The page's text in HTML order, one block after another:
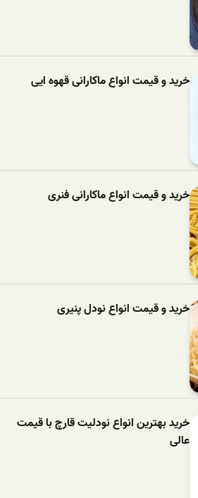
خرید و قیمت انواع ماکارانی قهوه ایی
خرید و قیمت انواع ماکارانی فنری
خرید و قیمت انواع نودل پنیری
خرید بهترین انواع نودلیت قارچ با قیمت
عالی